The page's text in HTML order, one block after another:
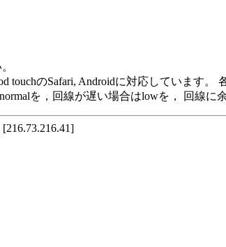
touchのSafari, Androidに対応していま
を，回線が遅い場合はlowを， 回線に
[216.73.216.41]